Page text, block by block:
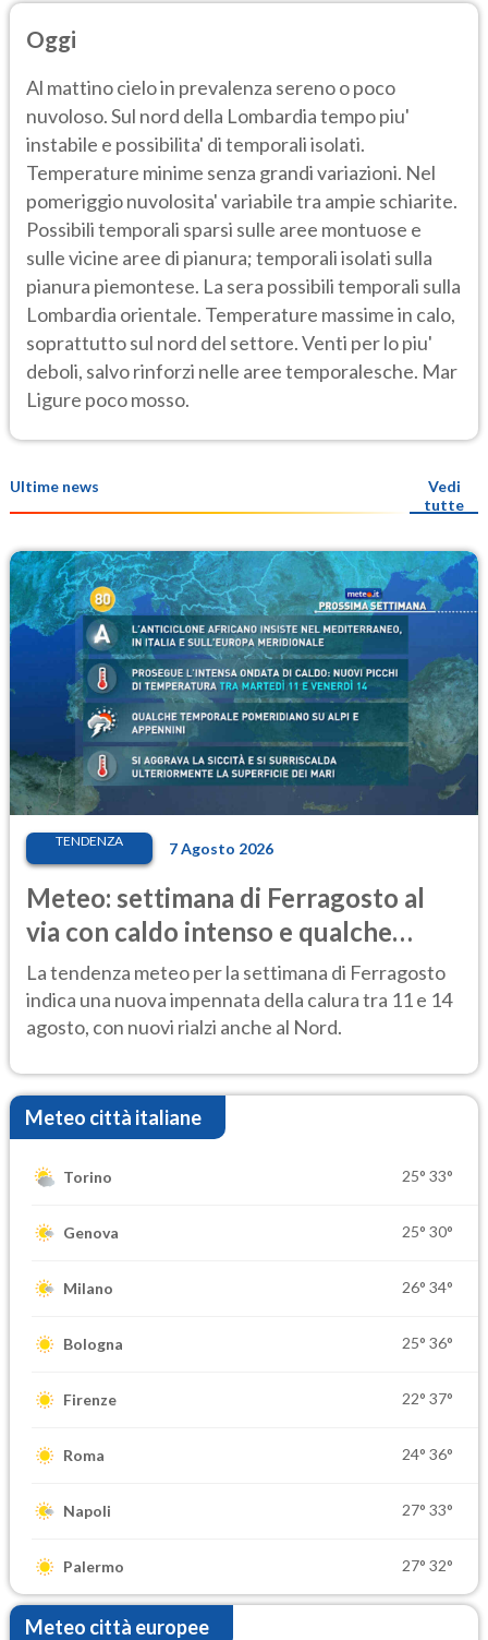
Oggi
Al mattino cielo in prevalenza sereno o poco
nuvoloso. Sul nord della Lombardia tempo piu'
instabile e possibilita' di temporali isolati.
Temperature minime senza grandi variazioni. Nel
pomeriggio nuvolosita' variabile tra ampie schiarite.
Possibili temporali sparsi sulle aree montuose e
sulle vicine aree di pianura; temporali isolati sulla
pianura piemontese. La sera possibili temporali sulla
Lombardia orientale. Temperature massime in calo,
soprattutto sul nord del settore. Venti per lo piu'
deboli, salvo rinforzi nelle aree temporalesche. Mar
Ligure poco mosso.
Ultime news
Vedi
tutte
TENDENZA 7 Agosto 2026
Meteo: settimana di Ferragosto al
via con caldo intenso e qualche
temporale
La tendenza meteo per la settimana di Ferragosto
indica una nuova impennata della calura tra 11 e 14
agosto, con nuovi rialzi anche al Nord.
Meteo città italiane
Torino 25° 33°
Genova 25° 30°
Milano 26° 34°
Bologna 25° 36°
Firenze 22° 37°
Roma 24° 36°
Napoli 27° 33°
Palermo 27° 32°
Meteo città europee